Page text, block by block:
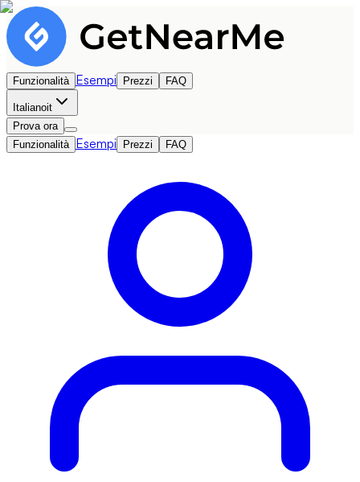
Funzionalità Esempi Prezzi FAQ
Italianoit
Prova ora
Funzionalità Esempi Prezzi FAQ